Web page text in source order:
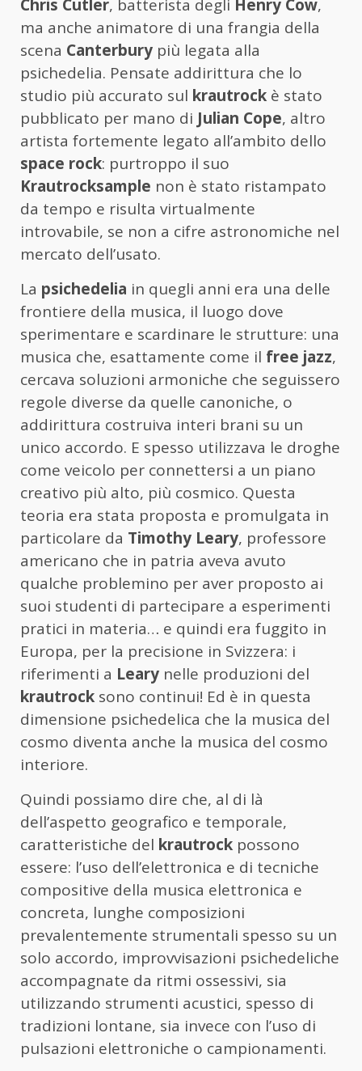
Chris Cutler, batterista degli Henry Cow,
ma anche animatore di una frangia della
scena Canterbury più legata alla
psichedelia. Pensate addirittura che lo
studio più accurato sul krautrock è stato
pubblicato per mano di Julian Cope, altro
artista fortemente legato all’ambito dello
space rock: purtroppo il suo
Krautrocksample non è stato ristampato
da tempo e risulta virtualmente
introvabile, se non a cifre astronomiche nel
mercato dell’usato.
La psichedelia in quegli anni era una delle
frontiere della musica, il luogo dove
sperimentare e scardinare le strutture: una
musica che, esattamente come il free jazz,
cercava soluzioni armoniche che seguissero
regole diverse da quelle canoniche, o
addirittura costruiva interi brani su un
unico accordo. E spesso utilizzava le droghe
come veicolo per connettersi a un piano
creativo più alto, più cosmico. Questa
teoria era stata proposta e promulgata in
particolare da Timothy Leary, professore
americano che in patria aveva avuto
qualche problemino per aver proposto ai
suoi studenti di partecipare a esperimenti
pratici in materia… e quindi era fuggito in
Europa, per la precisione in Svizzera: i
riferimenti a Leary nelle produzioni del
krautrock sono continui! Ed è in questa
dimensione psichedelica che la musica del
cosmo diventa anche la musica del cosmo
interiore.
Quindi possiamo dire che, al di là
dell’aspetto geografico e temporale,
caratteristiche del krautrock possono
essere: l’uso dell’elettronica e di tecniche
compositive della musica elettronica e
concreta, lunghe composizioni
prevalentemente strumentali spesso su un
solo accordo, improvvisazioni psichedeliche
accompagnate da ritmi ossessivi, sia
utilizzando strumenti acustici, spesso di
tradizioni lontane, sia invece con l’uso di
pulsazioni elettroniche o campionamenti.